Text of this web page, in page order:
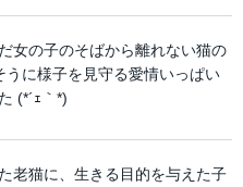
女の子のそばから離れない猫の
うに様子を見守る愛情いっぱい
(*´ｪ｀*)
老猫に、生きる目的を与えた子